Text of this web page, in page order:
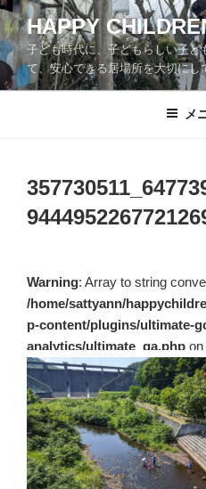
コ
ン
テ
ン
ツ
HAPPY
子ども時代に、子どもらしい子ど
て、安心できる居場所を大切にし
メ
Warning: Array to string
/home/sattyann/
p-content/plugins/ultimate-
analytics/ultimate_ga.php on